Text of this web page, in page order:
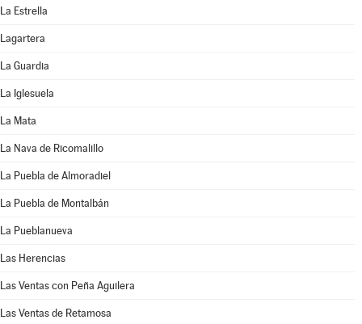
La Estrella
Lagartera
La Guardia
La Iglesuela
La Mata
La Nava de Ricomalillo
La Puebla de Almoradiel
La Puebla de Montalbán
La Pueblanueva
Las Herencias
Las Ventas con Peña Aguilera
Las Ventas de Retamosa